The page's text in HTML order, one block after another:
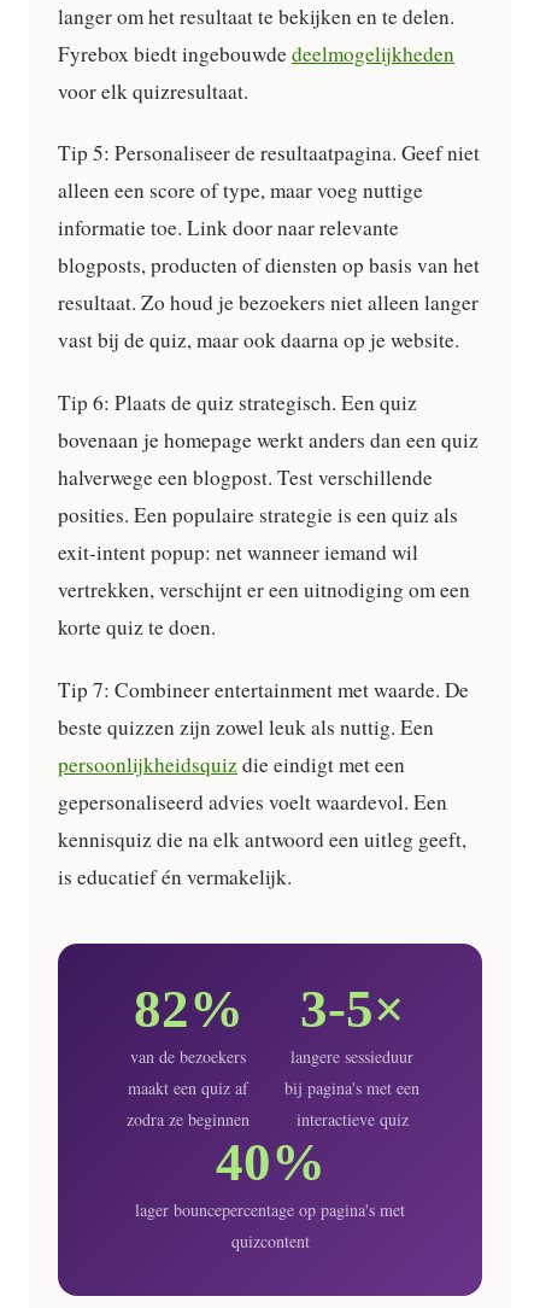
langer om het resultaat te bekijken en te delen.
Fyrebox biedt ingebouwdedeelmogelijkheden
voor elk quizresultaat.
Tip 5: Personaliseer de resultaatpagina. Geef niet
alleen een score of type, maar voeg nuttige
informatie toe. Link door naar relevante
blogposts, producten of diensten op basis van het
resultaat. Zo houd je bezoekers niet alleen langer
vast bij de quiz, maar ook daarna op je website.
Tip 6: Plaats de quiz strategisch. Een quiz
bovenaan je homepage werkt anders dan een quiz
halverwege een blogpost. Test verschillende
posities. Een populaire strategie is een quiz als
exit-intent popup: net wanneer iemand wil
vertrekken, verschijnt er een uitnodiging om een
korte quiz te doen.
Tip 7: Combineer entertainment met waarde. De
beste quizzen zijn zowel leuk als nuttig. Een
persoonlijkheidsquizdie eindigt met een
gepersonaliseerd advies voelt waardevol. Een
kennisquiz die na elk antwoord een uitleg geeft,
is educatief én vermakelijk.
82%
van de bezoekers
maakt een quiz af
zodra ze beginnen
3-5×
langere sessieduur
bij pagina's met een
interactieve quiz
40%
lager bouncepercentage op pagina's met
quizcontent